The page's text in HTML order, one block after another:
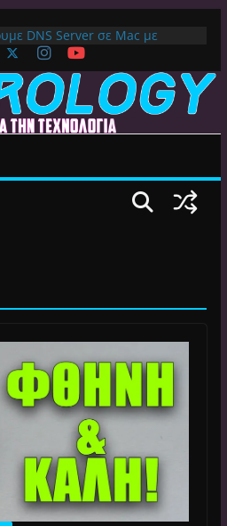
DNS Server σε Mac με
(Macbook, Mac Mini, iMac,
83% Έκπτωση στο
– Δες γιατί αξίζει
Γιατί Δεν Λειτουργεί Πλέον το
CX File Explorer, Καθαρισμός
Launcher για Android TV /